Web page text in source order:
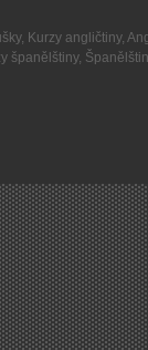
, Kurzy angličtiny,
španělštiny,